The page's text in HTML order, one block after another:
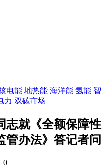
电能 地热能 海洋能 氢能 智
力 双碳市场
志就《全额保障性
管办法》答记者问
0